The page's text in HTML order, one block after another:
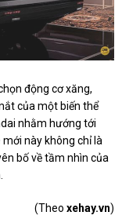
động cơ xăng,
của một biến thể
nhằm hướng tới
này không chỉ là
bố về tầm nhìn của
(Theo xehay.vn)